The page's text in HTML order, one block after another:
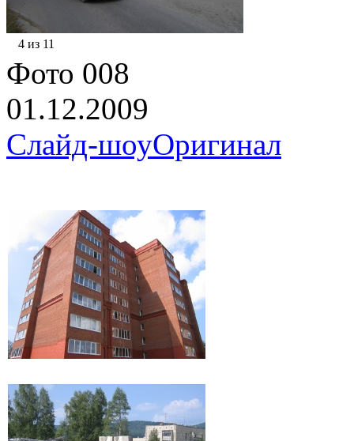
4 из 11
Фото 008
01.12.2009
Слайд-шоуОригинал